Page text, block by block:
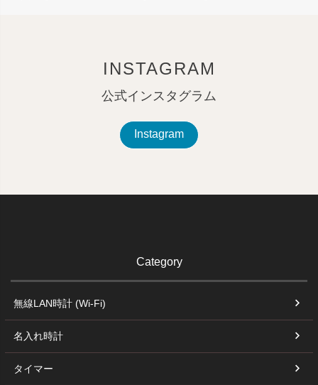
INSTAGRAM
公式インスタグラム
Instagram
Category
無線LAN時計 (Wi-Fi)
名入れ時計
タイマー